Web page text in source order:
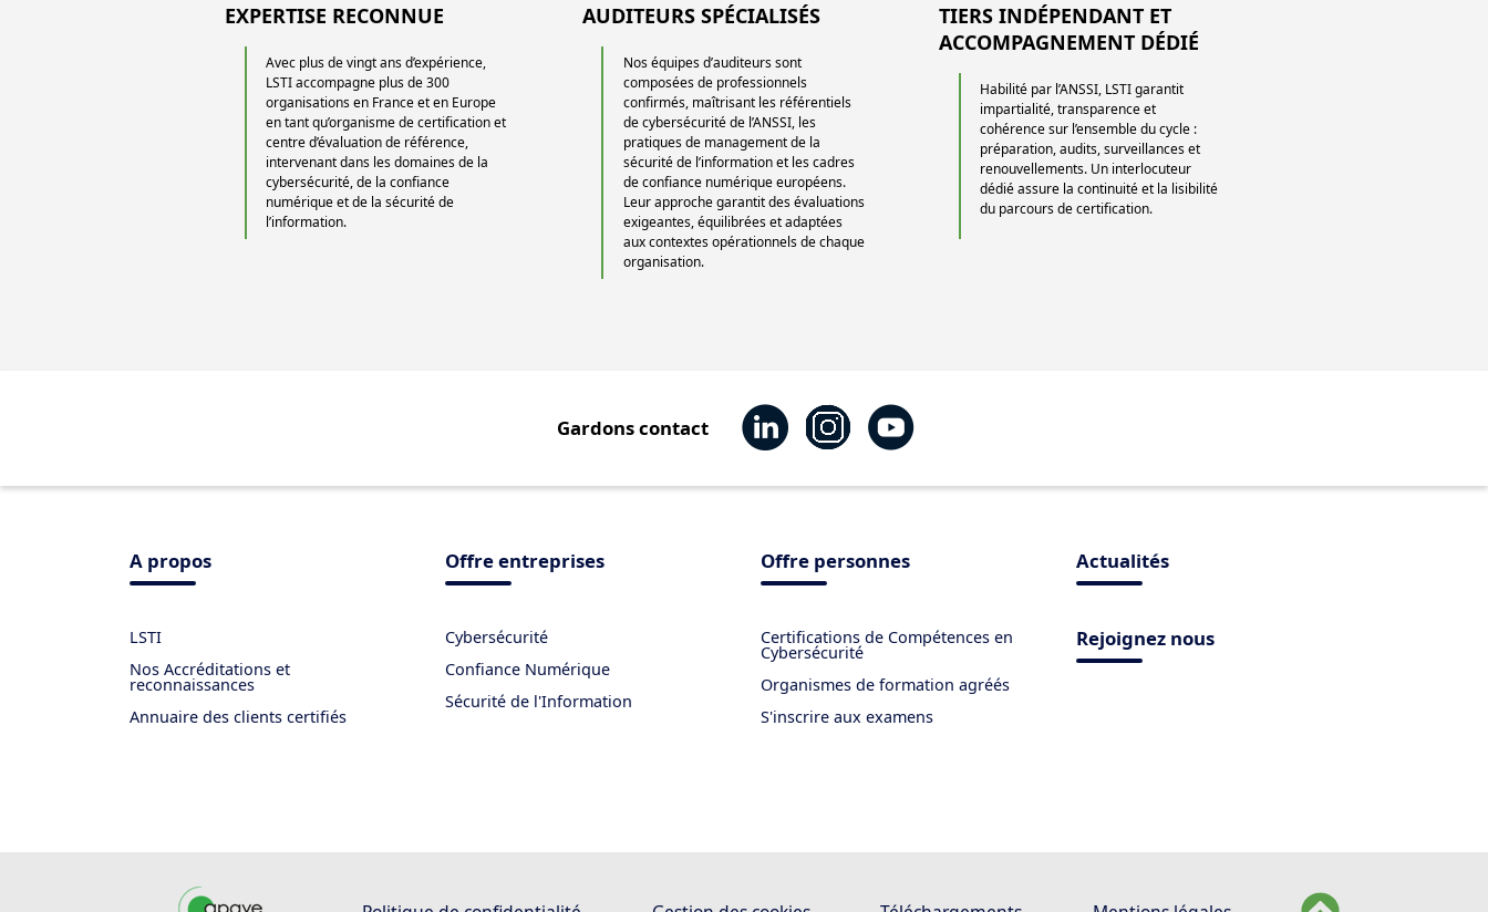
EXPERTISE RECONNUE
Avec plus de vingt ans d’expérience,
LSTI accompagne plus de 300
organisations en France et en Europe
en tant qu’organisme de certification et
centre d’évaluation de référence,
intervenant dans les domaines de la
cybersécurité, de la confiance
numérique et de la sécurité de
l’information.
AUDITEURS SPÉCIALISÉS
Nos équipes d’auditeurs sont
composées de professionnels
confirmés, maîtrisant les référentiels
de cybersécurité de l’ANSSI, les
pratiques de management de la
sécurité de l’information et les cadres
de confiance numérique européens.
Leur approche garantit des évaluations
exigeantes, équilibrées et adaptées
aux contextes opérationnels de chaque
organisation.
TIERS INDÉPENDANT ET
ACCOMPAGNEMENT DÉDIÉ
Habilité par l’ANSSI, LSTI garantit
impartialité, transparence et
cohérence sur l’ensemble du cycle :
préparation, audits, surveillances et
renouvellements. Un interlocuteur
dédié assure la continuité et la lisibilité
du parcours de certification.
Gardons contact
A propos
LSTI
Nos Accréditations et
reconnaissances
Annuaire des clients certifiés
Offre entreprises
Cybersécurité
Confiance Numérique
Sécurité de l'Information
Offre personnes
Certifications de Compétences en
Cybersécurité
Organismes de formation agréés
S'inscrire aux examens
Actualités
Rejoignez nous